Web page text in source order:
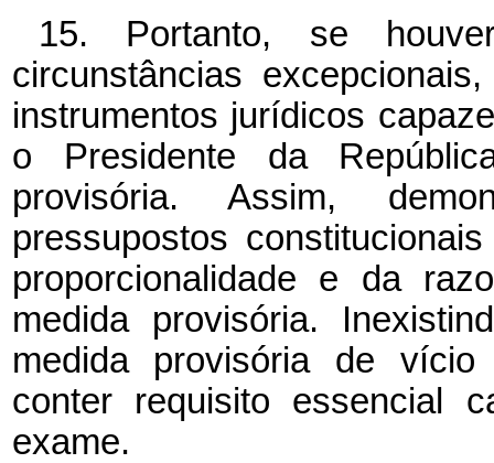
15. Portanto, se
circunstâncias
instrumentos jurídicos
o Presidente da
provisória. Assim,
pressupostos
proporcionalidade e da
medida provisória.
medida provisória de vício
conter requisito essencial
exame.